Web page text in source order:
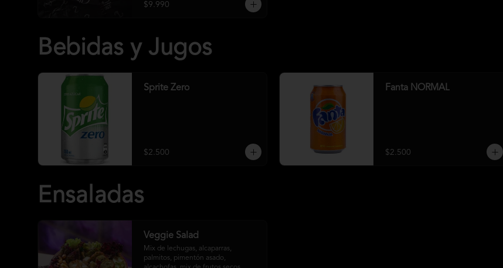
$9.990
Bebidas y Jugos
Sprite Zero
$2.500
Fanta NORMAL
$2.500
Ensaladas
Veggie Salad
Mix de lechugas, alcaparras,
palmitos, pimentón asado,